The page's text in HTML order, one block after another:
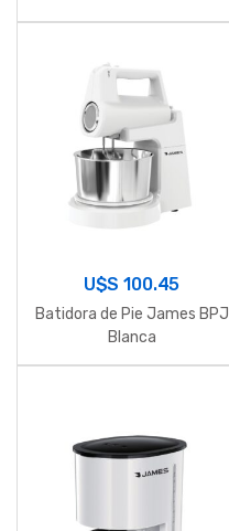
U$S100.45
Batidora de Pie James BPJ
Blanca